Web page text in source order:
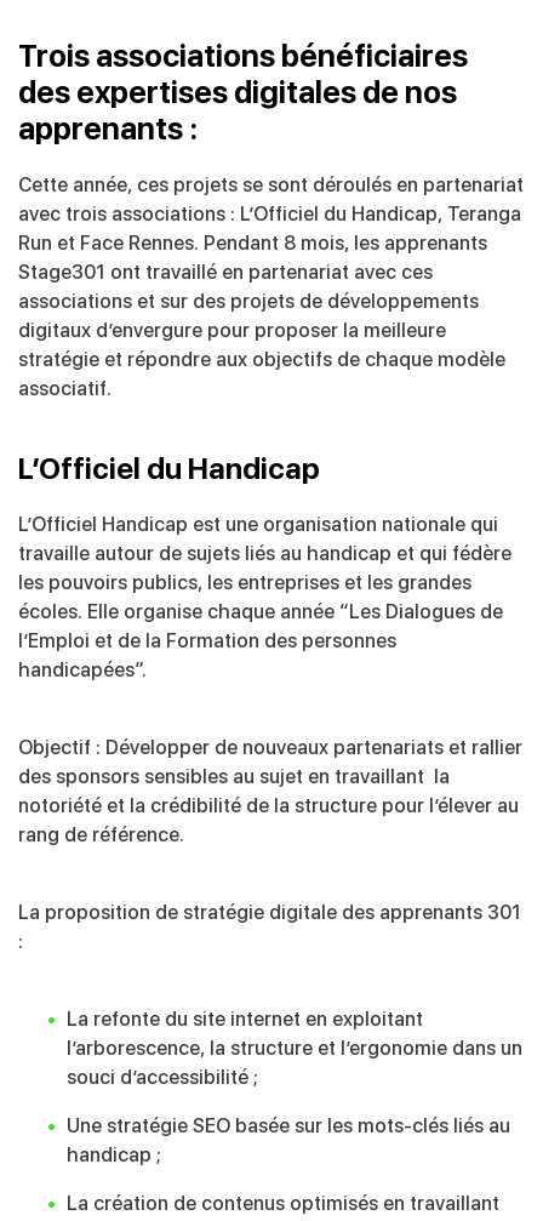
Trois associations bénéficiaires
des expertises digitales de nos
apprenants :
Cette année, ces projets se sont déroulés en partenariat
avec trois associations : L’Officiel du Handicap, Teranga
Run et Face Rennes. Pendant 8 mois, les apprenants
Stage301 ont travaillé en partenariat avec ces
associations et sur des projets de développements
digitaux d’envergure pour proposer la meilleure
stratégie et répondre aux objectifs de chaque modèle
associatif.
L’Officiel du Handicap
L’Officiel Handicap est une organisation nationale qui
travaille autour de sujets liés au handicap et qui fédère
les pouvoirs publics, les entreprises et les grandes
écoles. Elle organise chaque année “Les Dialogues de
l’Emploi et de la Formation des personnes
handicapées”.
Objectif : Développer de nouveaux partenariats et rallier
des sponsors sensibles au sujet en travaillant la
notoriété et la crédibilité de la structure pour l’élever au
rang de référence.
La proposition de stratégie digitale des apprenants 301
:
La refonte du site internet en exploitant
l’arborescence, la structure et l’ergonomie dans un
souci d’accessibilité ;
Une stratégie SEO basée sur les mots-clés liés au
handicap ;
La création de contenus optimisés en travaillant